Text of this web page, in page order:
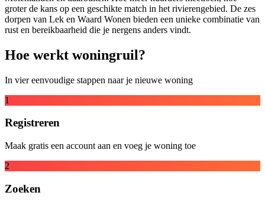
groter de kans op een geschikte match in het rivierengebied. De zes
dorpen van Lek en Waard Wonen bieden een unieke combinatie van
rust en bereikbaarheid die je nergens anders vindt.
Hoe werkt woningruil?
In vier eenvoudige stappen naar je nieuwe woning
1
Registreren
Maak gratis een account aan en voeg je woning toe
2
Zoeken